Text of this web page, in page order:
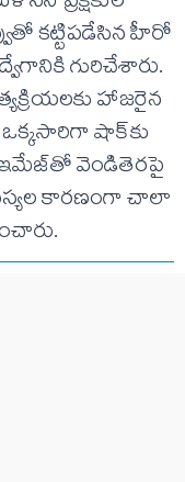
కట్టిపడేసిన హీరో
గురిచేశారు.
హాజరైన
షాక్‌కు
ఇమేజ్‌తో వెండితెరపై
కారణంగా చాలా